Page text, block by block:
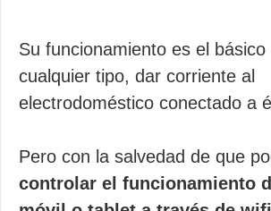
Su funcionamiento es el básico
cualquier tipo, dar corriente al
electrodoméstico conectado a
Pero con la salvedad de que
controlar el funcionamiento